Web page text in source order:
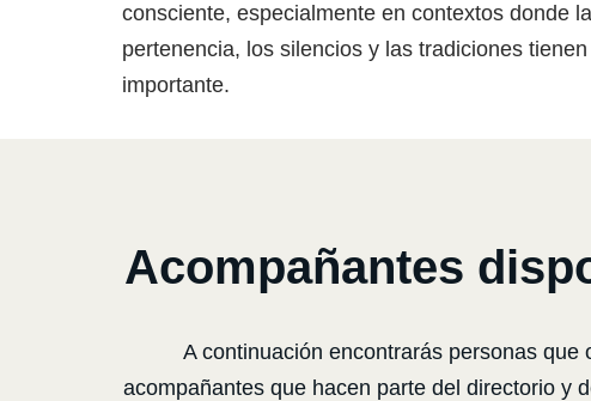
consciente, especialmente en contextos donde
pertenencia, los silencios y las tradiciones
importante.
Acompañantes
A continuación encontrarás personas que
acompañantes que hacen parte del directorio y